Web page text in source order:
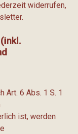
widerrufen,
6 Abs. 1 S. 1
ist, werden